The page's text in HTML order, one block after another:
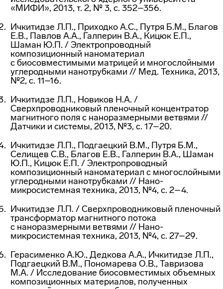
«МИФИ», 2013, т. 2, № 3, с. 352–356.
Ичкитидзе Л.П., Приходко А.С., Путря Б.М., Благов
Е.В., Павлов А.А., Галперин В.А., Кицюк Е.П.,
Шаман Ю.П. / Электропроводный
композиционный наноматериал
с биосовместимыми матрицей и многослойными
углеродными нанотрубками // Мед. Техника, 2013,
№2, с. 11–16.
Ичкитидзе Л.П., Новиков Н.А. /
Сверхпроводниковый пленочный концентратор
магнитного поля с наноразмерными ветвями //
Датчики и системы, 2013, №3, с. 17–20.
Ичкитидзе Л.П., Подгаецкий В.М., Путря Б.М.,
Селищев С.В., Благов Е.В., Галперин В.А., Шаман
Ю.П., Кицюк Е.П. / Электропроводный
композиционный наноматериал с многослойными
углеродными нанотрубками // Нано-
микросистемная техника, 2013, №4, с. 2–4.
Ичкитидзе Л.П. / Сверхпроводниковый пленочный
трансформатор магнитного потока
с наноразмерными ветвями // Нано-
микросистемная техника, 2013, №4, с. 27–29.
Герасименко А.Ю., Дедкова А.А., Ичкитидзе Л.П.,
Подгаецкий В.М., Пономарева О.В., Тавризова
М.А. / Исследование биосовместимых объемных
композиционных материалов, полученных